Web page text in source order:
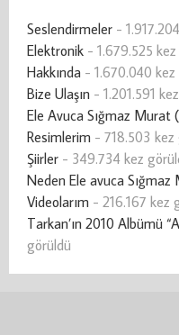
Seslendirmeler -
Elektronik - 1.679.525
Hakkında - 1.670.040
Bize Ulaşın - 1.201.591
Ele Avuca Sığmaz Murat
Resimlerim - 718.503 kez
Şiirler - 349.734 kez
Neden Ele avuca Sığmaz
Videolarım - 216.167 kez
Tarkan’ın 2010 Albümü
görüldü